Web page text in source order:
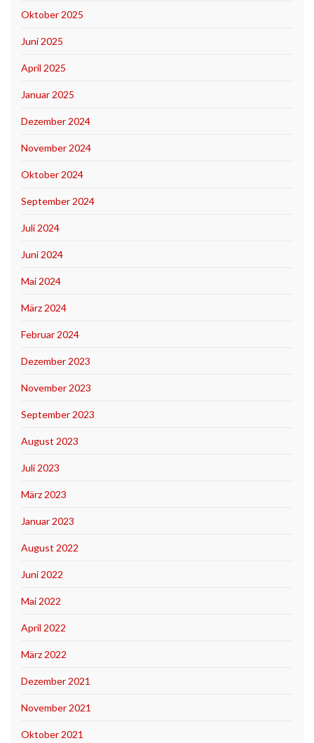
Oktober 2025
Juni 2025
April 2025
Januar 2025
Dezember 2024
November 2024
Oktober 2024
September 2024
Juli 2024
Juni 2024
Mai 2024
März 2024
Februar 2024
Dezember 2023
November 2023
September 2023
August 2023
Juli 2023
März 2023
Januar 2023
August 2022
Juni 2022
Mai 2022
April 2022
März 2022
Dezember 2021
November 2021
Oktober 2021